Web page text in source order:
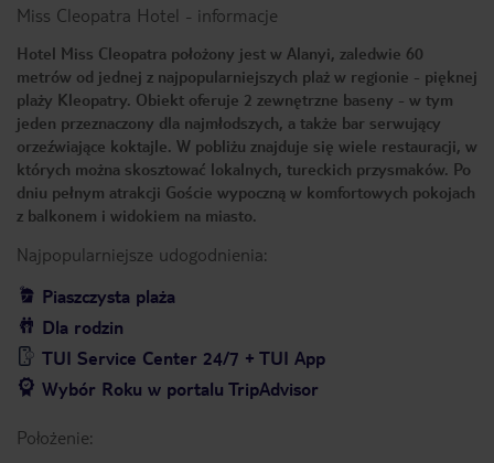
Miss Cleopatra Hotel - informacje
Hotel Miss Cleopatra położony jest w Alanyi, zaledwie 60
metrów od jednej z najpopularniejszych plaż w regionie - pięknej
plaży Kleopatry. Obiekt oferuje 2 zewnętrzne baseny - w tym
jeden przeznaczony dla najmłodszych, a także bar serwujący
orzeźwiające koktajle. W pobliżu znajduje się wiele restauracji, w
których można skosztować lokalnych, tureckich przysmaków. Po
dniu pełnym atrakcji Goście wypoczną w komfortowych pokojach
z balkonem i widokiem na miasto.
Najpopularniejsze udogodnienia:
Piaszczysta plaża
Dla rodzin
TUI Service Center 24/7 + TUI App
Wybór Roku w portalu TripAdvisor
Położenie: